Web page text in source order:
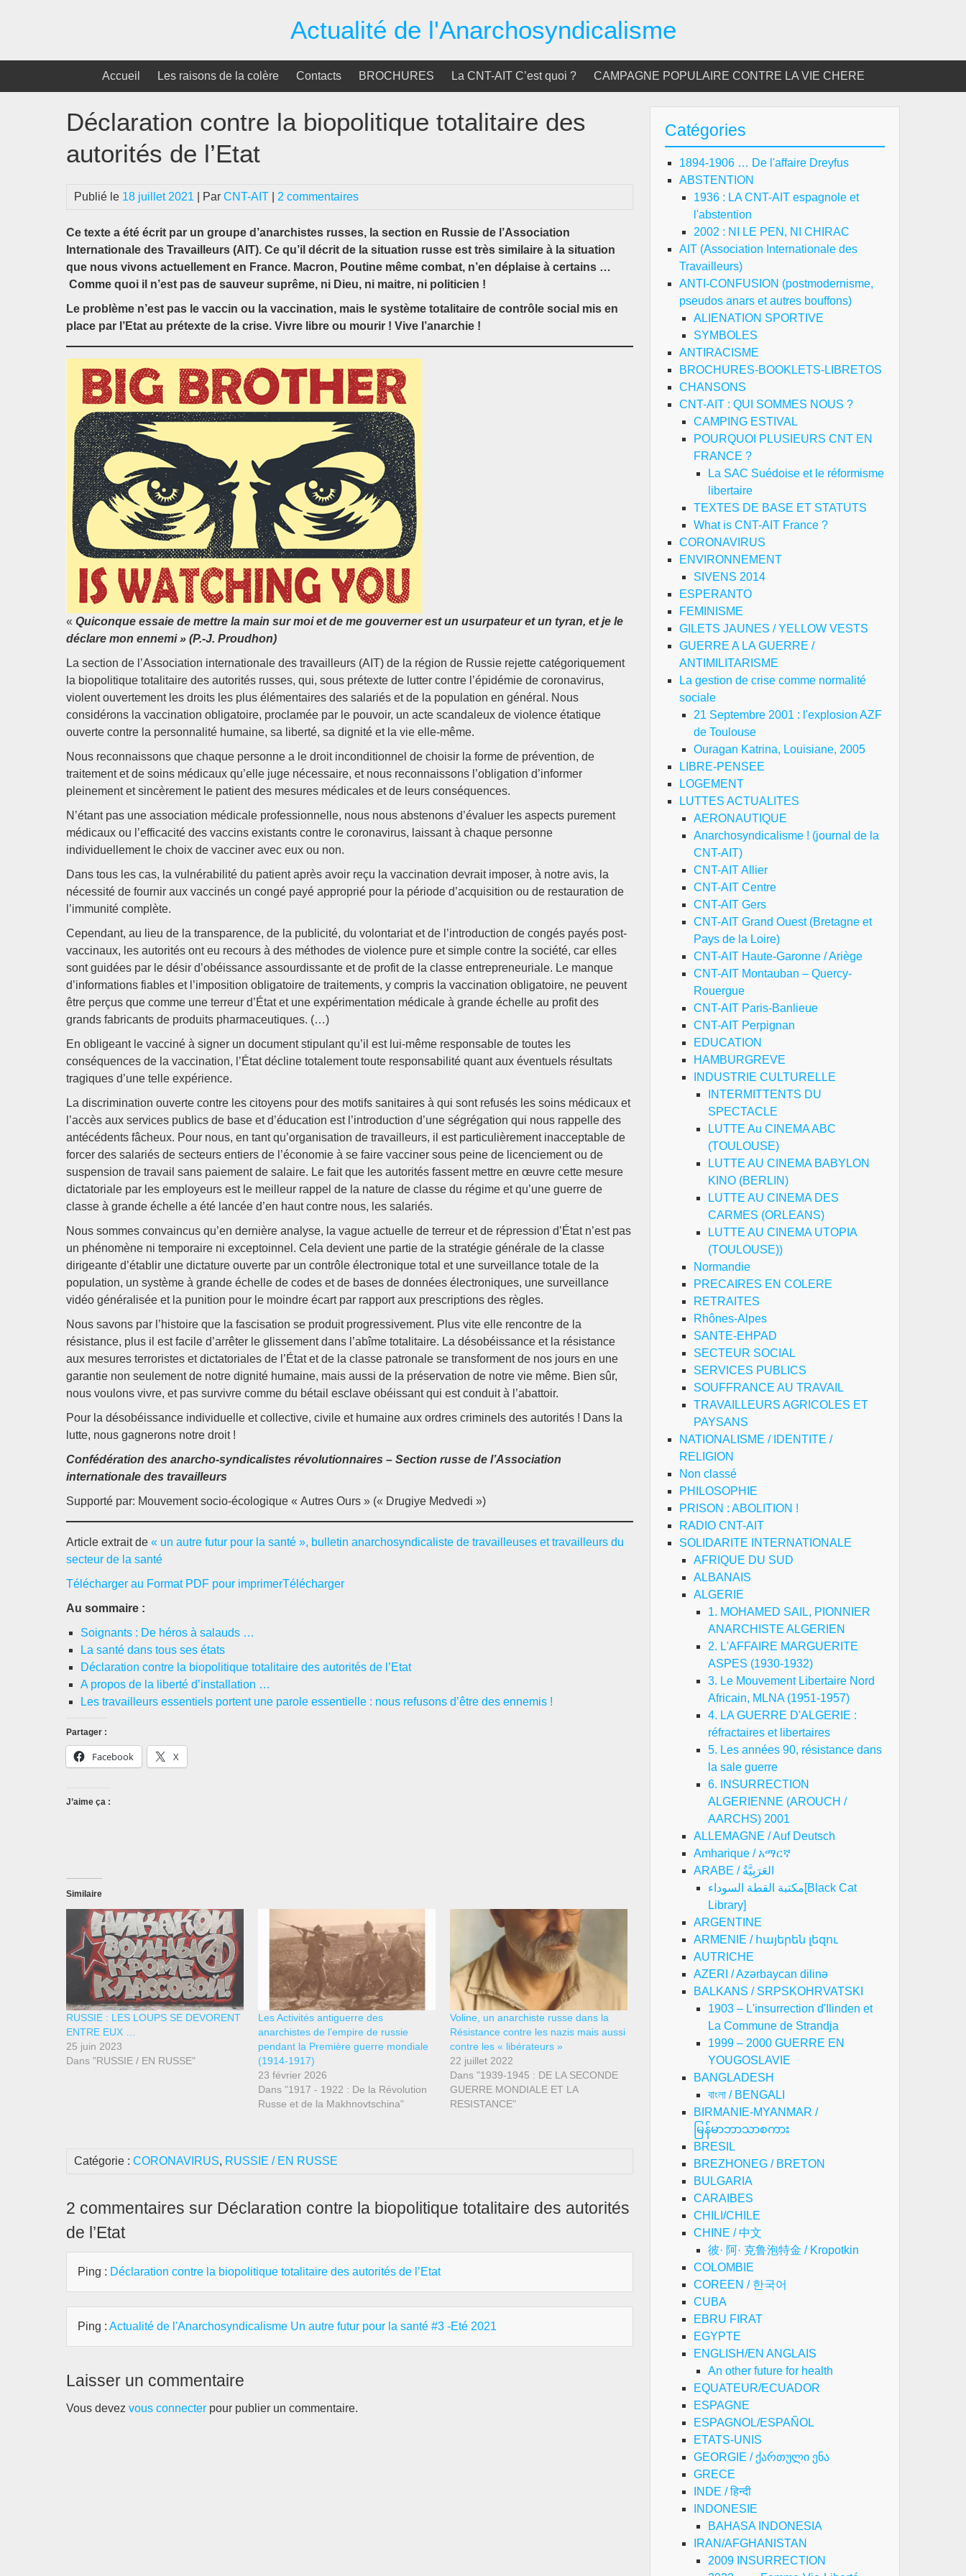
Actualité de l'Anarchosyndicalisme
Accueil Les raisons de la colère Contacts BROCHURES La CNT-AIT C’est quoi ? CAMPAGNE POPULAIRE CONTRE LA VIE CHERE
Déclaration contre la biopolitique totalitaire des
autorités de l’Etat
Publié le 18 juillet 2021 | Par CNT-AIT 2 commentaires
Ce texte a été écrit par un groupe d’anarchistes russes, la section en Russie de l’Association
Internationale des Travailleurs (AIT). Ce qu’il décrit de la situation russe est très similaire à la situation
que nous vivons actuellement en France. Macron, Poutine même combat, n’en déplaise à certains …
Comme quoi il n’est pas de sauveur suprême, ni Dieu, ni maitre, ni politicien !
Le problème n’est pas le vaccin ou la vaccination, mais le système totalitaire de contrôle social mis en
place par l’Etat au prétexte de la crise. Vivre libre ou mourir ! Vive l’anarchie !
« Quiconque essaie de mettre la main sur moi et de me gouverner est un usurpateur et un tyran, et je le
déclare mon ennemi » (P.-J. Proudhon)
La section de l’Association internationale des travailleurs (AIT) de la région de Russie rejette catégoriquement
la biopolitique totalitaire des autorités russes, qui, sous prétexte de lutter contre l’épidémie de coronavirus,
violent ouvertement les droits les plus élémentaires des salariés et de la population en général. Nous
considérons la vaccination obligatoire, proclamée par le pouvoir, un acte scandaleux de violence étatique
ouverte contre la personnalité humaine, sa liberté, sa dignité et la vie elle-même.
Nous reconnaissons que chaque personne a le droit inconditionnel de choisir la forme de prévention, de
traitement et de soins médicaux qu’elle juge nécessaire, et nous reconnaissons l’obligation d’informer
pleinement et sincèrement le patient des mesures médicales et de leurs conséquences.
N’étant pas une association médicale professionnelle, nous nous abstenons d’évaluer les aspects purement
médicaux ou l’efficacité des vaccins existants contre le coronavirus, laissant à chaque personne
individuellement le choix de vacciner avec eux ou non.
Dans tous les cas, la vulnérabilité du patient après avoir reçu la vaccination devrait imposer, à notre avis, la
nécessité de fournir aux vaccinés un congé payé approprié pour la période d’acquisition ou de restauration de
l’immunité complète.
Cependant, au lieu de la transparence, de la publicité, du volontariat et de l’introduction de congés payés post-
vaccinaux, les autorités ont eu recours à des méthodes de violence pure et simple contre la société, car elles
sont guidées par le désir d’obéissance assourdissante et de profit de la classe entrepreneuriale. Le manque
d’informations fiables et l’imposition obligatoire de traitements, y compris la vaccination obligatoire, ne peuvent
être perçus que comme une terreur d’État et une expérimentation médicale à grande échelle au profit des
grands fabricants de produits pharmaceutiques. (…)
En obligeant le vacciné à signer un document stipulant qu’il est lui-même responsable de toutes les
conséquences de la vaccination, l’État décline totalement toute responsabilité quant aux éventuels résultats
tragiques d’une telle expérience.
La discrimination ouverte contre les citoyens pour des motifs sanitaires à qui sont refusés les soins médicaux et
l’accès aux services publics de base et d’éducation est l’introduction d’une ségrégation qui nous rappelle des
antécédents fâcheux. Pour nous, en tant qu’organisation de travailleurs, il est particulièrement inacceptable de
forcer des salariés de secteurs entiers de l’économie à se faire vacciner sous peine de licenciement ou de
suspension de travail sans paiement de salaire. Le fait que les autorités fassent mettre en œuvre cette mesure
dictatoriale par les employeurs est le meilleur rappel de la nature de classe du régime et qu’une guerre de
classe à grande échelle a été lancée d’en haut contre nous, les salariés.
Nous sommes convaincus qu’en dernière analyse, la vague actuelle de terreur et de répression d’État n’est pas
un phénomène ni temporaire ni exceptoinnel. Cela devient une partie de la stratégie générale de la classe
dirigeante d’établir une dictature ouverte par un contrôle électronique total et une surveillance totale de la
population, un système à grande échelle de codes et de bases de données électroniques, une surveillance
vidéo généralisée et la punition pour le moindre écart par rapport aux prescriptions des règles.
Nous savons par l’histoire que la fascisation se produit progressivement. Plus vite elle rencontre de la
résistance, plus il est facile d’arrêter le glissement dans l’abîme totalitaire. La désobéissance et la résistance
aux mesures terroristes et dictatoriales de l’État et de la classe patronale se transforment de nos jours en une
garantie non seulement de notre dignité humaine, mais aussi de la préservation de notre vie même. Bien sûr,
nous voulons vivre, et pas survivre comme du bétail esclave obéissant qui est conduit à l’abattoir.
Pour la désobéissance individuelle et collective, civile et humaine aux ordres criminels des autorités ! Dans la
lutte, nous gagnerons notre droit !
Confédération des anarcho-syndicalistes révolutionnaires – Section russe de l’Association
internationale des travailleurs
Supporté par: Mouvement socio-écologique « Autres Ours » (« Drugiye Medvedi »)
Article extrait de « un autre futur pour la santé », bulletin anarchosyndicaliste de travailleuses et travailleurs du
secteur de la santé
Télécharger au Format PDF pour imprimerTélécharger
Au sommaire :
Soignants : De héros à salauds …
La santé dans tous ses états
Déclaration contre la biopolitique totalitaire des autorités de l’Etat
A propos de la liberté d’installation …
Les travailleurs essentiels portent une parole essentielle : nous refusons d’être des ennemis !
Partager :
Facebook X
J’aime ça :
Similaire
RUSSIE : LES LOUPS SE DEVORENT
ENTRE EUX …
25 juin 2023
Dans "RUSSIE / EN RUSSE"
Les Activités antiguerre des
anarchistes de l’empire de russie
pendant la Première guerre mondiale
(1914-1917)
23 février 2026
Dans "1917 - 1922 : De la Révolution
Russe et de la Makhnovtschina"
Voline, un anarchiste russe dans la
Résistance contre les nazis mais aussi
contre les « libérateurs »
22 juillet 2022
Dans "1939-1945 : DE LA SECONDE
GUERRE MONDIALE ET LA
RESISTANCE"
Catégorie : CORONAVIRUS, RUSSIE / EN RUSSE
2 commentaires sur Déclaration contre la biopolitique totalitaire des autorités
de l’Etat
Ping : Déclaration contre la biopolitique totalitaire des autorités de l’Etat
Ping : Actualité de l'Anarchosyndicalisme Un autre futur pour la santé #3 -Eté 2021
Laisser un commentaire
Vous devez vous connecter pour publier un commentaire.
Catégories
1894-1906 … De l'affaire Dreyfus
ABSTENTION
1936 : LA CNT-AIT espagnole et
l'abstention
2002 : NI LE PEN, NI CHIRAC
AIT (Association Internationale des
Travailleurs)
ANTI-CONFUSION (postmodernisme,
pseudos anars et autres bouffons)
ALIENATION SPORTIVE
SYMBOLES
ANTIRACISME
BROCHURES-BOOKLETS-LIBRETOS
CHANSONS
CNT-AIT : QUI SOMMES NOUS ?
CAMPING ESTIVAL
POURQUOI PLUSIEURS CNT EN
FRANCE ?
La SAC Suédoise et le réformisme
libertaire
TEXTES DE BASE ET STATUTS
What is CNT-AIT France ?
CORONAVIRUS
ENVIRONNEMENT
SIVENS 2014
ESPERANTO
FEMINISME
GILETS JAUNES / YELLOW VESTS
GUERRE A LA GUERRE /
ANTIMILITARISME
La gestion de crise comme normalité
sociale
21 Septembre 2001 : l'explosion AZF
de Toulouse
Ouragan Katrina, Louisiane, 2005
LIBRE-PENSEE
LOGEMENT
LUTTES ACTUALITES
AERONAUTIQUE
Anarchosyndicalisme ! (journal de la
CNT-AIT)
CNT-AIT Allier
CNT-AIT Centre
CNT-AIT Gers
CNT-AIT Grand Ouest (Bretagne et
Pays de la Loire)
CNT-AIT Haute-Garonne / Ariège
CNT-AIT Montauban – Quercy-
Rouergue
CNT-AIT Paris-Banlieue
CNT-AIT Perpignan
EDUCATION
HAMBURGREVE
INDUSTRIE CULTURELLE
INTERMITTENTS DU
SPECTACLE
LUTTE Au CINEMA ABC
(TOULOUSE)
LUTTE AU CINEMA BABYLON
KINO (BERLIN)
LUTTE AU CINEMA DES
CARMES (ORLEANS)
LUTTE AU CINEMA UTOPIA
(TOULOUSE))
Normandie
PRECAIRES EN COLERE
RETRAITES
Rhônes-Alpes
SANTE-EHPAD
SECTEUR SOCIAL
SERVICES PUBLICS
SOUFFRANCE AU TRAVAIL
TRAVAILLEURS AGRICOLES ET
PAYSANS
NATIONALISME / IDENTITE /
RELIGION
Non classé
PHILOSOPHIE
PRISON : ABOLITION !
RADIO CNT-AIT
SOLIDARITE INTERNATIONALE
AFRIQUE DU SUD
ALBANAIS
ALGERIE
1. MOHAMED SAIL, PIONNIER
ANARCHISTE ALGERIEN
2. L'AFFAIRE MARGUERITE
ASPES (1930-1932)
3. Le Mouvement Libertaire Nord
Africain, MLNA (1951-1957)
4. LA GUERRE D'ALGERIE :
réfractaires et libertaires
5. Les années 90, résistance dans
la sale guerre
6. INSURRECTION
ALGERIENNE (AROUCH /
AARCHS) 2001
ALLEMAGNE / Auf Deutsch
Amharique / አማርኛ
ARABE / العَرَبِيَّةُ
مكتبة القطة السوداء[Black Cat
Library]
ARGENTINE
ARMENIE / հայերեն լեզու
AUTRICHE
AZERI / Azərbaycan dilinə
BALKANS / SRPSKOHRVATSKI
1903 – L'insurrection d'Ilinden et
La Commune de Strandja
1999 – 2000 GUERRE EN
YOUGOSLAVIE
BANGLADESH
বাংলা / BENGALI
BIRMANIE-MYANMAR /
မြန်မာဘာသာစကား
BRESIL
BREZHONEG / BRETON
BULGARIA
CARAIBES
CHILI/CHILE
CHINE / 中文
彼· 阿· 克鲁泡特金 / Kropotkin
COLOMBIE
COREEN / 한국어
CUBA
EBRU FIRAT
EGYPTE
ENGLISH/EN ANGLAIS
An other future for health
EQUATEUR/ECUADOR
ESPAGNE
ESPAGNOL/ESPAÑOL
ETATS-UNIS
GEORGIE / ქართული ენა
GRECE
INDE / हिन्दी
INDONESIE
BAHASA INDONESIA
IRAN/AFGHANISTAN
2009 INSURRECTION